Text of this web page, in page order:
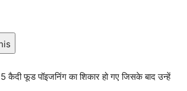
फूड पॉइजनिंग का शिकार हो गए जिसके बाद उन्हें